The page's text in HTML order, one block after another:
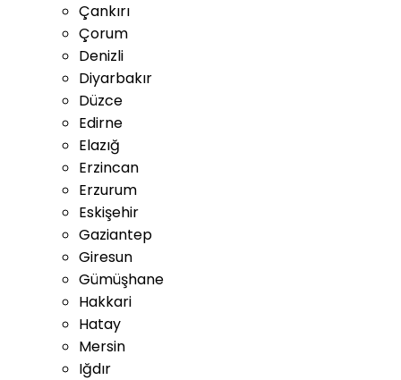
Çankırı
Çorum
Denizli
Diyarbakır
Düzce
Edirne
Elazığ
Erzincan
Erzurum
Eskişehir
Gaziantep
Giresun
Gümüşhane
Hakkari
Hatay
Mersin
Iğdır